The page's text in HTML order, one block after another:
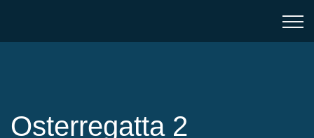
Osterregatta 2